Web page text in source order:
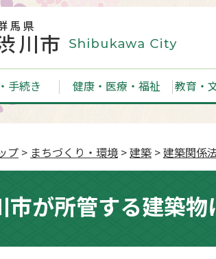
手続き 健康・医療・福祉 教育・
プ > まちづくり・環境 >建築 >建築関係
市が所管する建築物